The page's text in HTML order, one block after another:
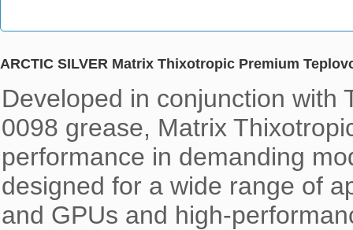
ARCTIC SILVER Matrix Thixotropic Premium
Developed in conjunction with
0098 grease, Matrix
performance in demanding
designed for a wide range of
and GPUs and high-